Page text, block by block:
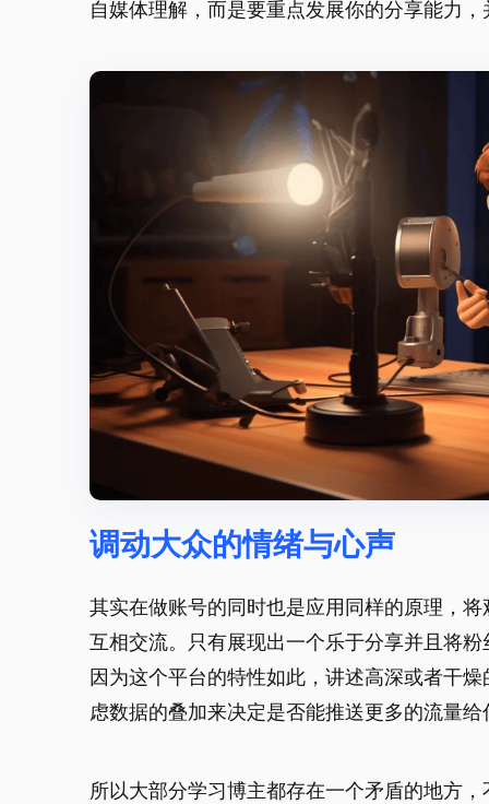
自媒体理解，而是要重点发展你的分享能力
调动大众的情绪与心声
其实在做账号的同时也是应用同样的原理，
互相交流。只有展现出一个乐于分享并且将
因为这个平台的特性如此，讲述高深或者干
虑数据的叠加来决定是否能推送更多的流量给
所以大部分学习博主都存在一个矛盾的地方